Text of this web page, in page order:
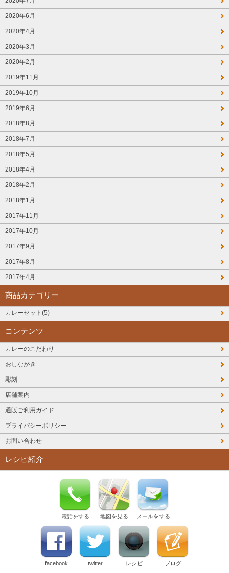
2020年6月
2020年4月
2020年3月
2020年2月
2019年11月
2019年10月
2019年6月
2018年8月
2018年7月
2018年5月
2018年4月
2018年2月
2018年1月
2017年11月
2017年10月
2017年9月
2017年8月
2017年4月
商品カテゴリー
カレーセット(5)
コンテンツ
カレーのこだわり
おしながき
彫刻
店舗案内
通販ご利用ガイド
プライバシーポリシー
お問い合わせ
レシピ紹介
電話をする 地図を見る メールをする
facebook twitter レシピ ブログ